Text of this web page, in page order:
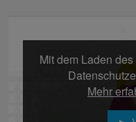
Mit dem Laden
Mehr